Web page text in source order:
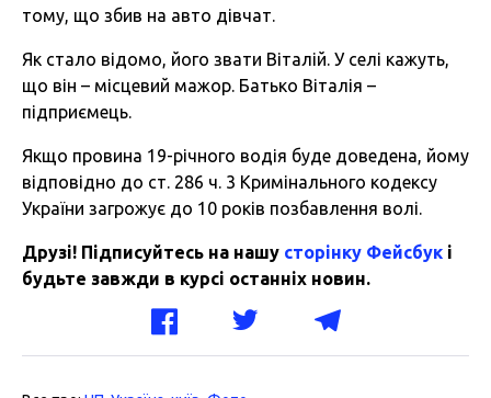
тому, що збив на авто дівчат.
Як стало відомо, його звати Віталій. У селі кажуть,
що він – місцевий мажор. Батько Віталія –
підприємець.
Якщо провина 19-річного водія буде доведена, йому
відповідно до ст. 286 ч. 3 Кримінального кодексу
України загрожує до 10 років позбавлення волі.
Друзі! Підписуйтесь на нашу сторінку Фейсбук і
будьте завжди в курсі останніх новин.